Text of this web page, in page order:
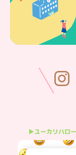
▶ユーカリハロ